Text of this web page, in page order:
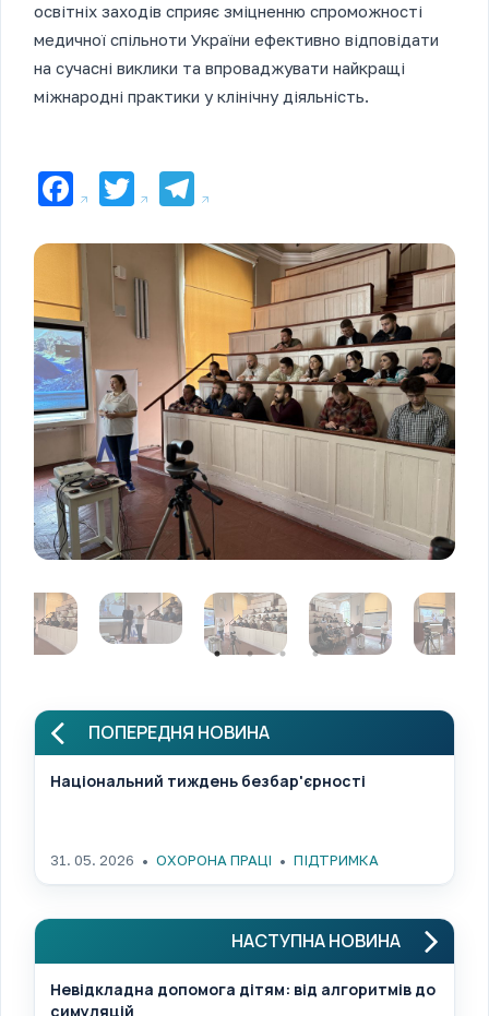
освітніх заходів сприяє зміцненню спроможності
медичної спільноти України ефективно відповідати
на сучасні виклики та впроваджувати найкращі
міжнародні практики у клінічну діяльність.
Facebook
TwitterTelegram
ПОПЕРЕДНЯ НОВИНА
Національний тиждень безбар'єрності
31. 05. 2026 ОХОРОНА ПРАЦІ ПІДТРИМКА
НАСТУПНА НОВИНА
Невідкладна допомога дітям: від алгоритмів до
симуляцій